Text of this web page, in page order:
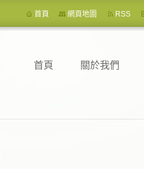
首頁 關於我們
首頁 網頁地圖 RSS